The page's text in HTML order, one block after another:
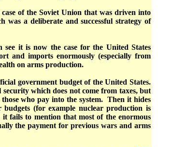
of the Soviet Union that was driven into
was a deliberate and successful strategy of
it is now the case for the United States
and imports enormously (especially from
on arms production.
government budget of the United States.
which does not come from taxes, but
who pay into the system. Then it hides
(for example nuclear production is
fails to mention that most of the enormous
the payment for previous wars and arms